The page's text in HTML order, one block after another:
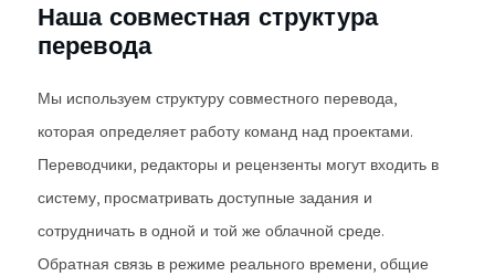
Наша совместная структура
перевода
Мы используем структуру совместного перевода,
которая определяет работу команд над проектами.
Переводчики, редакторы и рецензенты могут входить в
систему, просматривать доступные задания и
сотрудничать в одной и той же облачной среде.
Обратная связь в режиме реального времени, общие